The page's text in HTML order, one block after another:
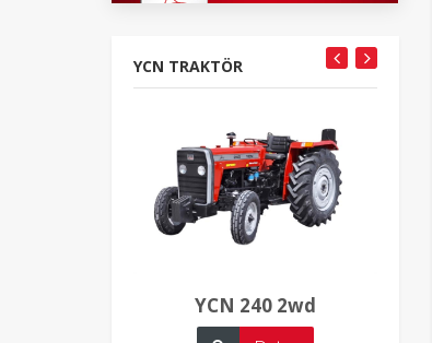
YCN TRAKTÖR
YCN 240 2wd